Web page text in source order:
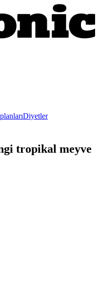
Diyetler
tropikal meyve